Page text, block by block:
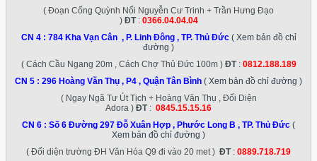
( Đoạn Cống Quỳnh Nối Nguyễn Cư Trinh + Trần Hưng Đạo
) ĐT: 0366.04.04.04
CN 4 : 784 Kha Vạn Cân , P. Linh Đông , TP. Thủ Đức( Xem bản đồ chỉ
đường )
( Cách Cầu Ngang 20m , Cách Chợ Thủ Đức 100m ) ĐT: 0812.188.189
CN 5 : 296 Hoàng Văn Thụ , P4 , Quận Tân Bình ( Xem bản đồ chỉ đường )
( Ngay Ngã Tư Út Tịch + Hoàng Văn Thụ , Đối Diện
Adora ) ĐT: 0845.15.15.16
CN 6 : Số 6 Đường 297 Đỗ Xuân Hợp , Phước Long B , TP. Thủ Đức (
Xem bản đồ chỉ đường )
( Đối diện trường ĐH Văn Hóa Q9 đi vào 20 met ) ĐT: 0889.718.719